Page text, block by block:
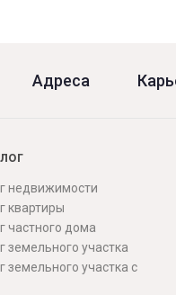
Адреса
недвижимости
квартиры
частного дома
земельного участка
земельного участка с